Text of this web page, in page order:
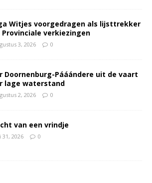
Witjes voorgedragen als lijsttrekker
Provinciale verkiezingen
3, 2026 0
Doornenburg-Pááándere uit de vaart
lage waterstand
2, 2026 0
van een vrindje
31, 2026 0